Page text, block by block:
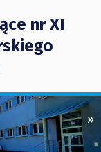
nr XI
»